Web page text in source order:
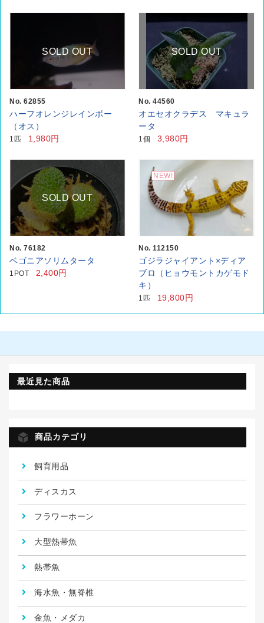
SOLD OUT
No. 62855
ハーフオレンジレインボー
（オス）
1匹 1,980円
SOLD OUT
No. 44560
オエセオクラデス マキュラ
ータ
1個 3,980円
SOLD OUT
No. 76182
ベゴニアソリムタータ
1POT 2,400円
NEW!
No. 112150
ゴジラジャイアント×ディア
ブロ（ヒョウモントカゲモド
キ）
1匹 19,800円
最近見た商品
商品カテゴリ
飼育用品
ディスカス
フラワーホーン
大型熱帯魚
熱帯魚
海水魚・無脊椎
金魚・メダカ